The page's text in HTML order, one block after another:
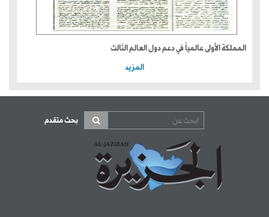
المملكة الأولى عالمياً في دعم دول العالم الثالث
المزيد
بحث متقدم